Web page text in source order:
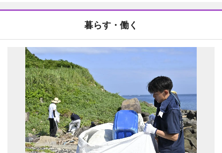
暮らす・働く